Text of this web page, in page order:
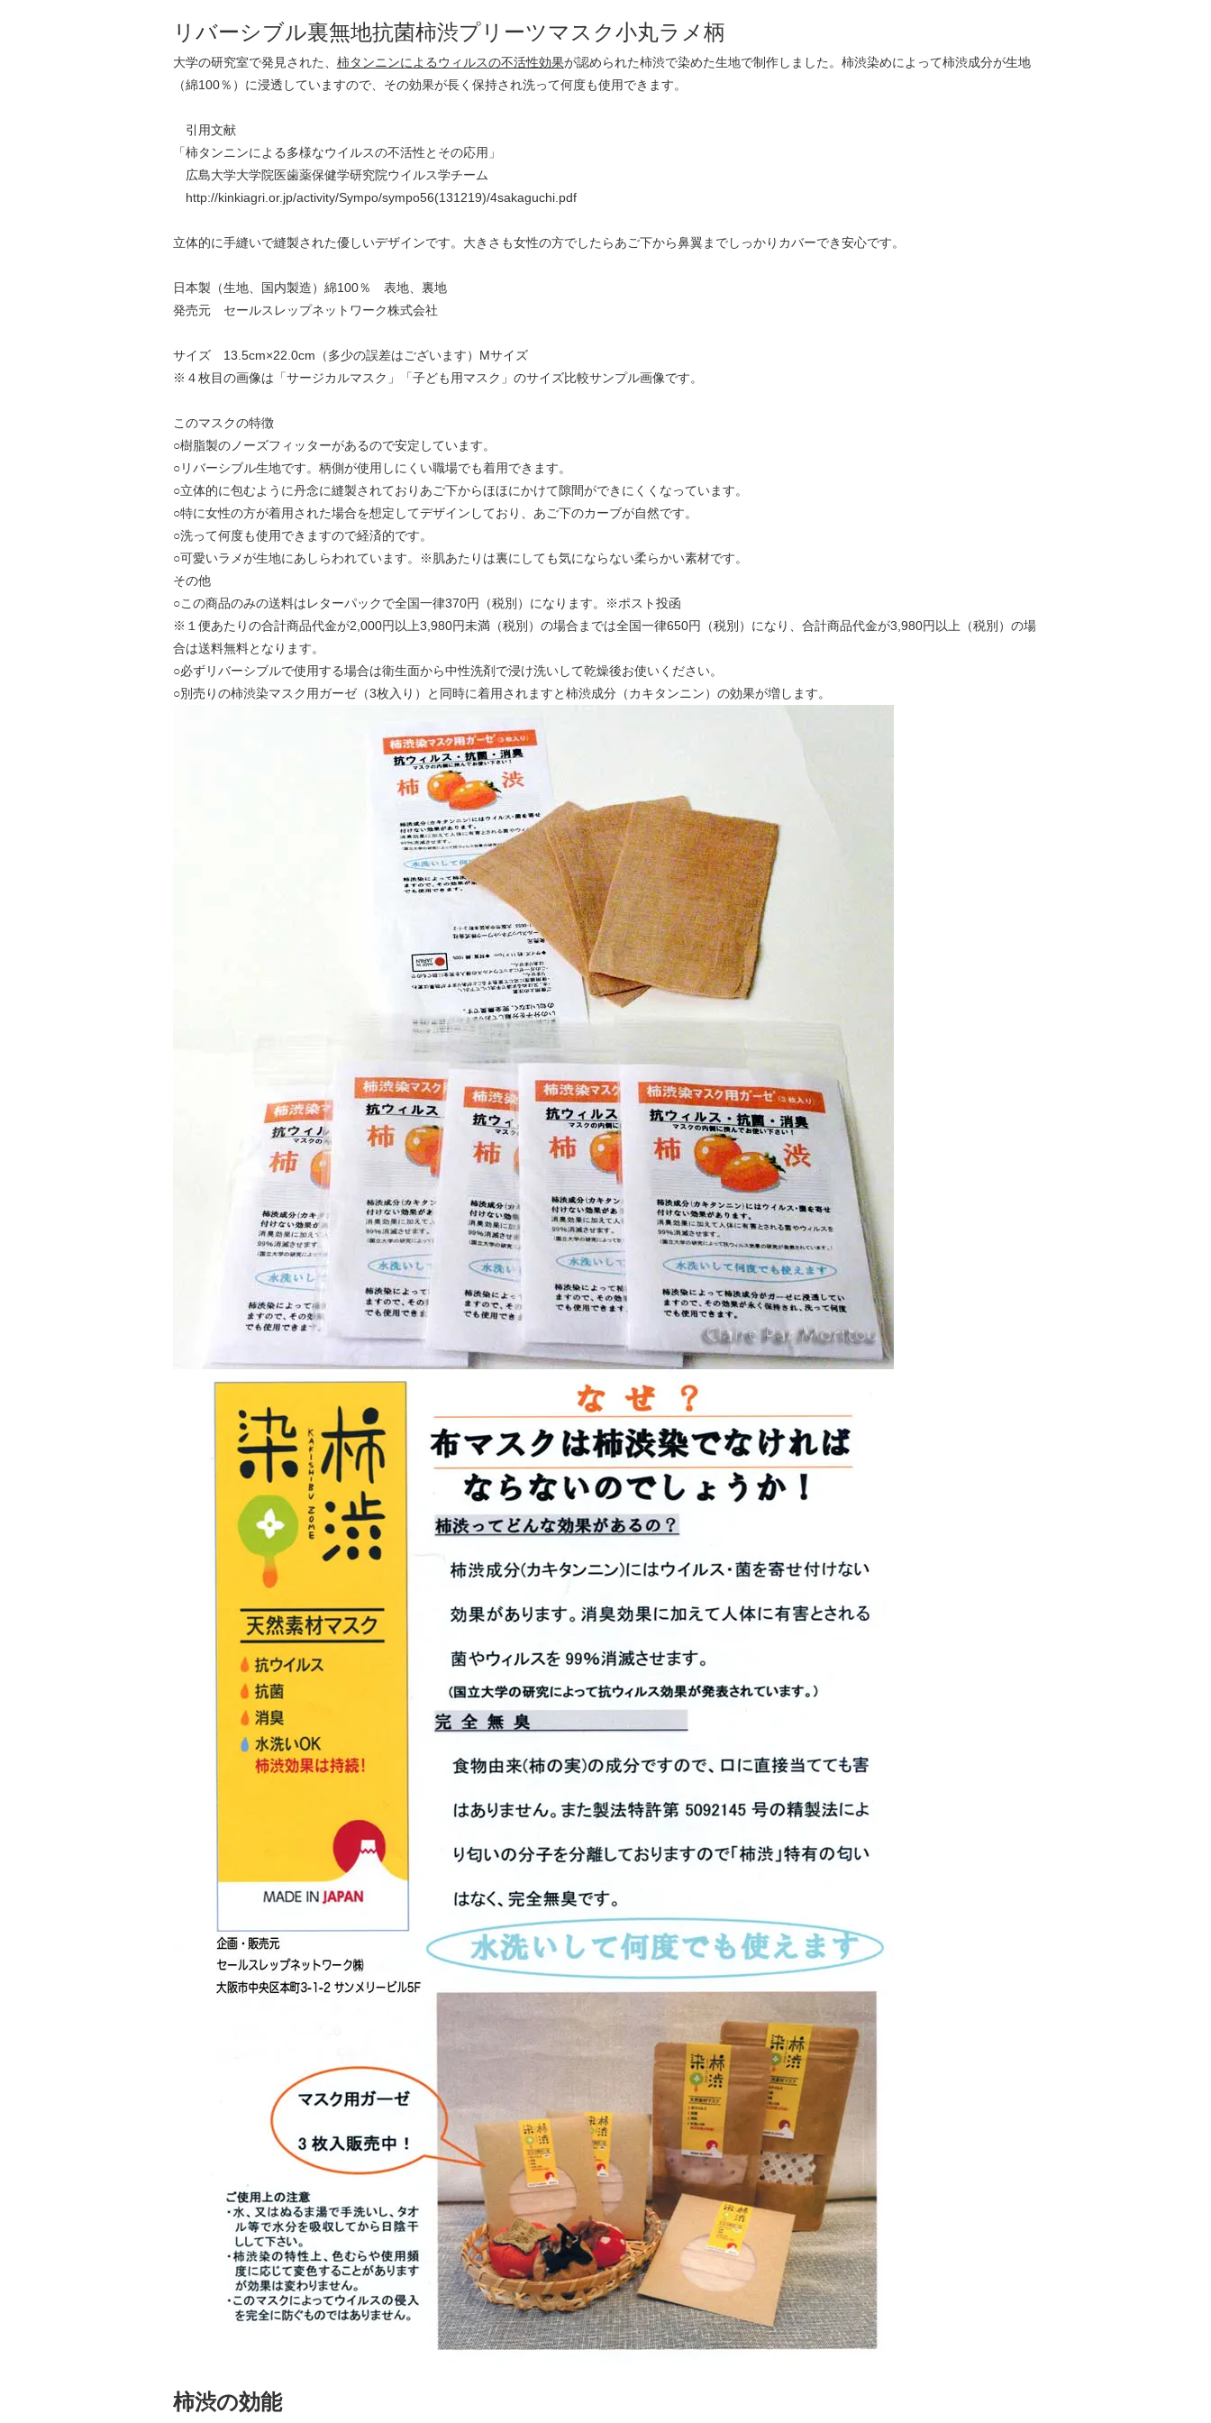
リバーシブル裏無地抗菌柿渋プリーツマスク小丸ラメ柄
大学の研究室で発見された、 柿タンニンによるウィルスの不活性効果が認められた柿渋で染めた生地で制作しました。柿渋染めによって柿渋成分が生地
（綿100％）に浸透していますので、その効果が長く保持され洗って何度も使用できます。
引用文献
「柿タンニンによる多様なウイルスの不活性とその応用」
広島大学大学院医歯薬保健学研究院ウイルス学チーム
http://kinkiagri.or.jp/activity/Sympo/sympo56(131219)/4sakaguchi.pdf
立体的に手縫いで縫製された優しいデザインです。大きさも女性の方でしたらあご下から鼻翼までしっかりカバーでき安心です。
日本製（生地、国内製造）綿100％ 表地、裏地
発売元 セールスレップネットワーク株式会社
サイズ 13.5cm×22.0cm（多少の誤差はございます）Mサイズ
※４枚目の画像は「サージカルマスク」「子ども用マスク」のサイズ比較サンプル画像です。
このマスクの特徴
○樹脂製のノーズフィッターがあるので安定しています。
○リバーシブル生地です。柄側が使用しにくい職場でも着用できます。
○立体的に包むように丹念に縫製されておりあご下からほほにかけて隙間ができにくくなっています。
○特に女性の方が着用された場合を想定してデザインしており、あご下のカーブが自然です。
○洗って何度も使用できますので経済的です。
○可愛いラメが生地にあしらわれています。※肌あたりは裏にしても気にならない柔らかい素材です。
その他
○この商品のみの送料はレターパックで全国一律370円（税別）になります。※ポスト投函
※１便あたりの合計商品代金が2,000円以上3,980円未満（税別）の場合までは全国一律650円（税別）になり、合計商品代金が3,980円以上（税別）の場
合は送料無料となります。
○必ずリバーシブルで使用する場合は衛生面から中性洗剤で浸け洗いして乾燥後お使いください。
○別売りの柿渋染マスク用ガーゼ（3枚入り）と同時に着用されますと柿渋成分（カキタンニン）の効果が増します。
柿渋の効能